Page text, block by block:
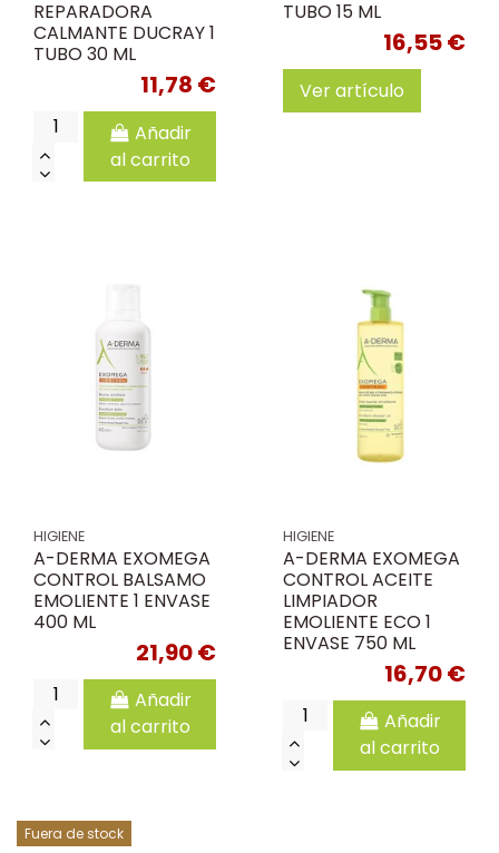
REPARADORA
CALMANTE DUCRAY 1
TUBO 30 ML
11,78 €
Añadir
al carrito
TUBO 15 ML
16,55 €
Ver artículo
HIGIENE
A-DERMA EXOMEGA
CONTROL BALSAMO
EMOLIENTE 1 ENVASE
400 ML
21,90 €
Añadir
al carrito
HIGIENE
A-DERMA EXOMEGA
CONTROL ACEITE
LIMPIADOR
EMOLIENTE ECO 1
ENVASE 750 ML
16,70 €
Añadir
al carrito
Fuera de stock